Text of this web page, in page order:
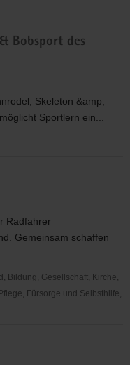
Bobsport des
Skeleton &amp;
Sportlern ein...
Radfahrer
Gemeinsam schaffen
Bildung, Gesellschaft, Kirche,
Fürsorge und Selbsthilfe,